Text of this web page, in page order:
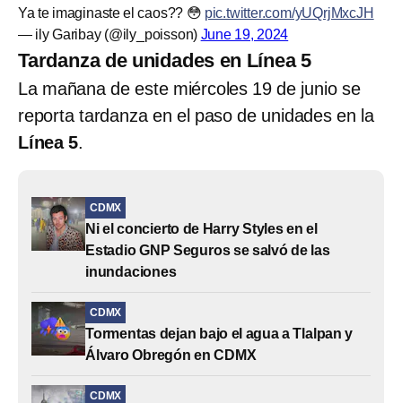
Ya te imaginaste el caos?? 😳 pic.twitter.com/yUQrjMxcJH
— ily Garibay (@ily_poisson) June 19, 2024
Tardanza de unidades en Línea 5
La mañana de este miércoles 19 de junio se
reporta tardanza en el paso de unidades en la
Línea 5.
CDMX
Ni el concierto de Harry Styles en el
Estadio GNP Seguros se salvó de las
inundaciones
CDMX
Tormentas dejan bajo el agua a Tlalpan y
Álvaro Obregón en CDMX
CDMX